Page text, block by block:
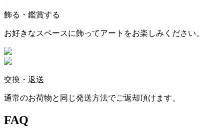
飾る・鑑賞する
お好きなスペースに飾ってアートをお楽しみください。
交換・返送
通常のお荷物と同じ発送方法でご返却頂けます。
FAQ